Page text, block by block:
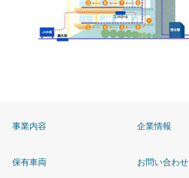
事業内容 企業情報
保有車両 お問い合わせ